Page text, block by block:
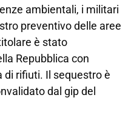
ambientali, i militari
preventivo delle aree
è stato
Repubblica con
di rifiuti. Il sequestro è
dal gip del